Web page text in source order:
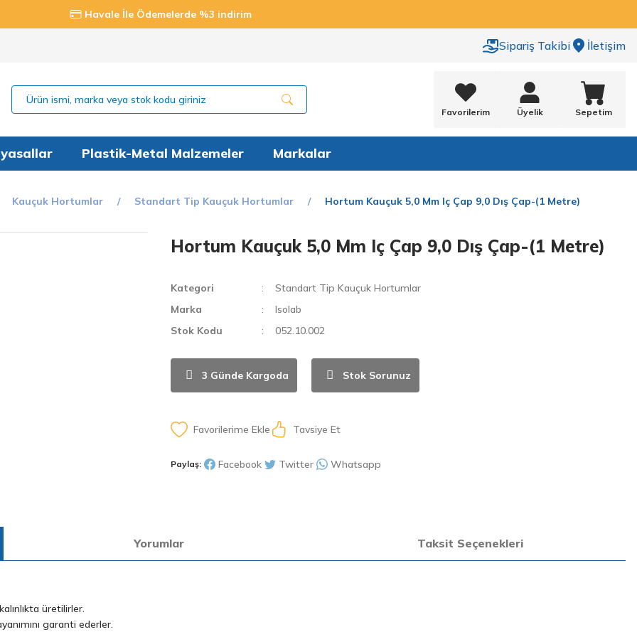
Havale İle Ödemelerde %3 indirim
Sipariş Takibi İletişim
Favorilerim Üyelik Sepetim
Plastik-Metal Malzemeler Markalar
Kauçuk Hortumlar Standart Tip Kauçuk Hortumlar Hortum Kauçuk 5,0 Mm Iç Çap 9,0 Dış Çap-(1 Metre)
Hortum Kauçuk 5,0 Mm Iç Çap 9,0 Dış Çap-(1 Metre)
Kategori
Standart Tip Kauçuk Hortumlar
Marka
Isolab
Stok Kodu
052.10.002
3 Günde Kargoda Stok Sorunuz
Tavsiye Et
Paylaş: Facebook Twitter Whatsapp
Yorumlar Taksit Seçenekleri
üretilirler.
garanti ederler.